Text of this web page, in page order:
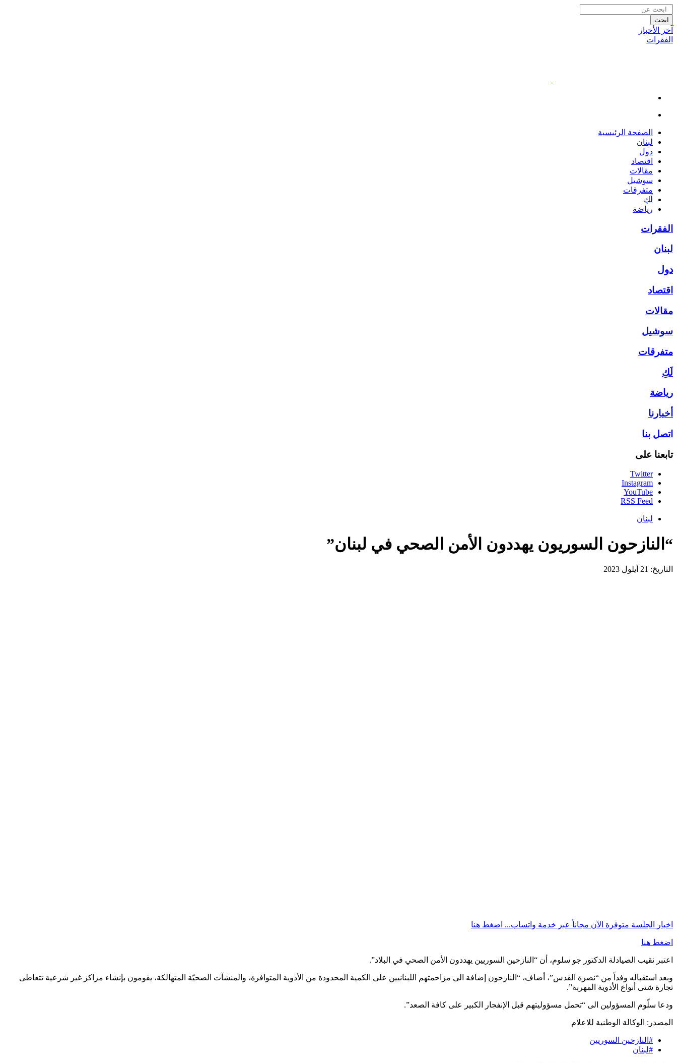
ابحث
آخر الأخبار
الفقرات
الصفحة الرئيسية
لبنان
دول
اقتصاد
مقالات
سوشيل
متفرقات
لَكِ
رياضة
الفقرات
لبنان
دول
اقتصاد
مقالات
سوشيل
متفرقات
لَكِ
رياضة
أخبارنا
اتصل بنا
تابعنا على
Twitter
Instagram
YouTube
RSS Feed
لبنان
“النازحون السوريون يهددون الأمن الصحي في لبنان”
التاريخ: 21 أيلول 2023
اخبار الجلسة متوفرة الآن مجاناً عبر خدمة واتساب... اضغط هنا
اضغط هنا
اعتبر نقيب الصيادلة الدكتور جو سلوم، أن “النازحين السوريين يهددون الأمن الصحي في البلاد”.
وبعد استقباله وفداً من “نصرة القدس”، أضاف، “النازحون إضافة الى مزاحمتهم اللبنانيين على الكمية المحدودة من الأدوية المتوافرة، والمنشآت الصحيّة المتهالكة، يقومون بإنشاء مراكز غير شرعية تتعاطى
تجارة شتى أنواع الأدوية المهربة”.
ودعا سلّوم المسؤولين الى “تحمل مسؤوليتهم قبل الإنفجار الكبير على كافة الصعد”.
المصدر: الوكالة الوطنية للاعلام
#النازحين السوريين
#لبنان